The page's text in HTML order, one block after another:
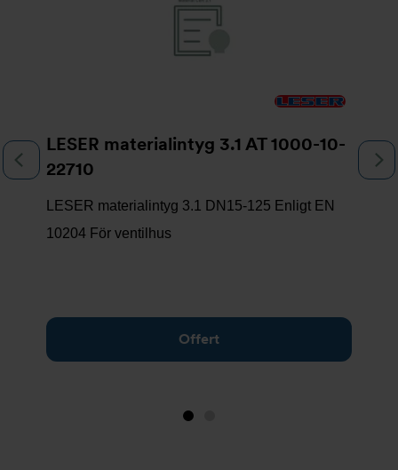
LESER materialintyg 3.1 AT 1000-10-
22710
LESER materialintyg 3.1 DN15-125 Enligt EN
10204 För ventilhus
Offert
Bild